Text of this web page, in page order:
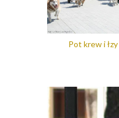
Pot krew i